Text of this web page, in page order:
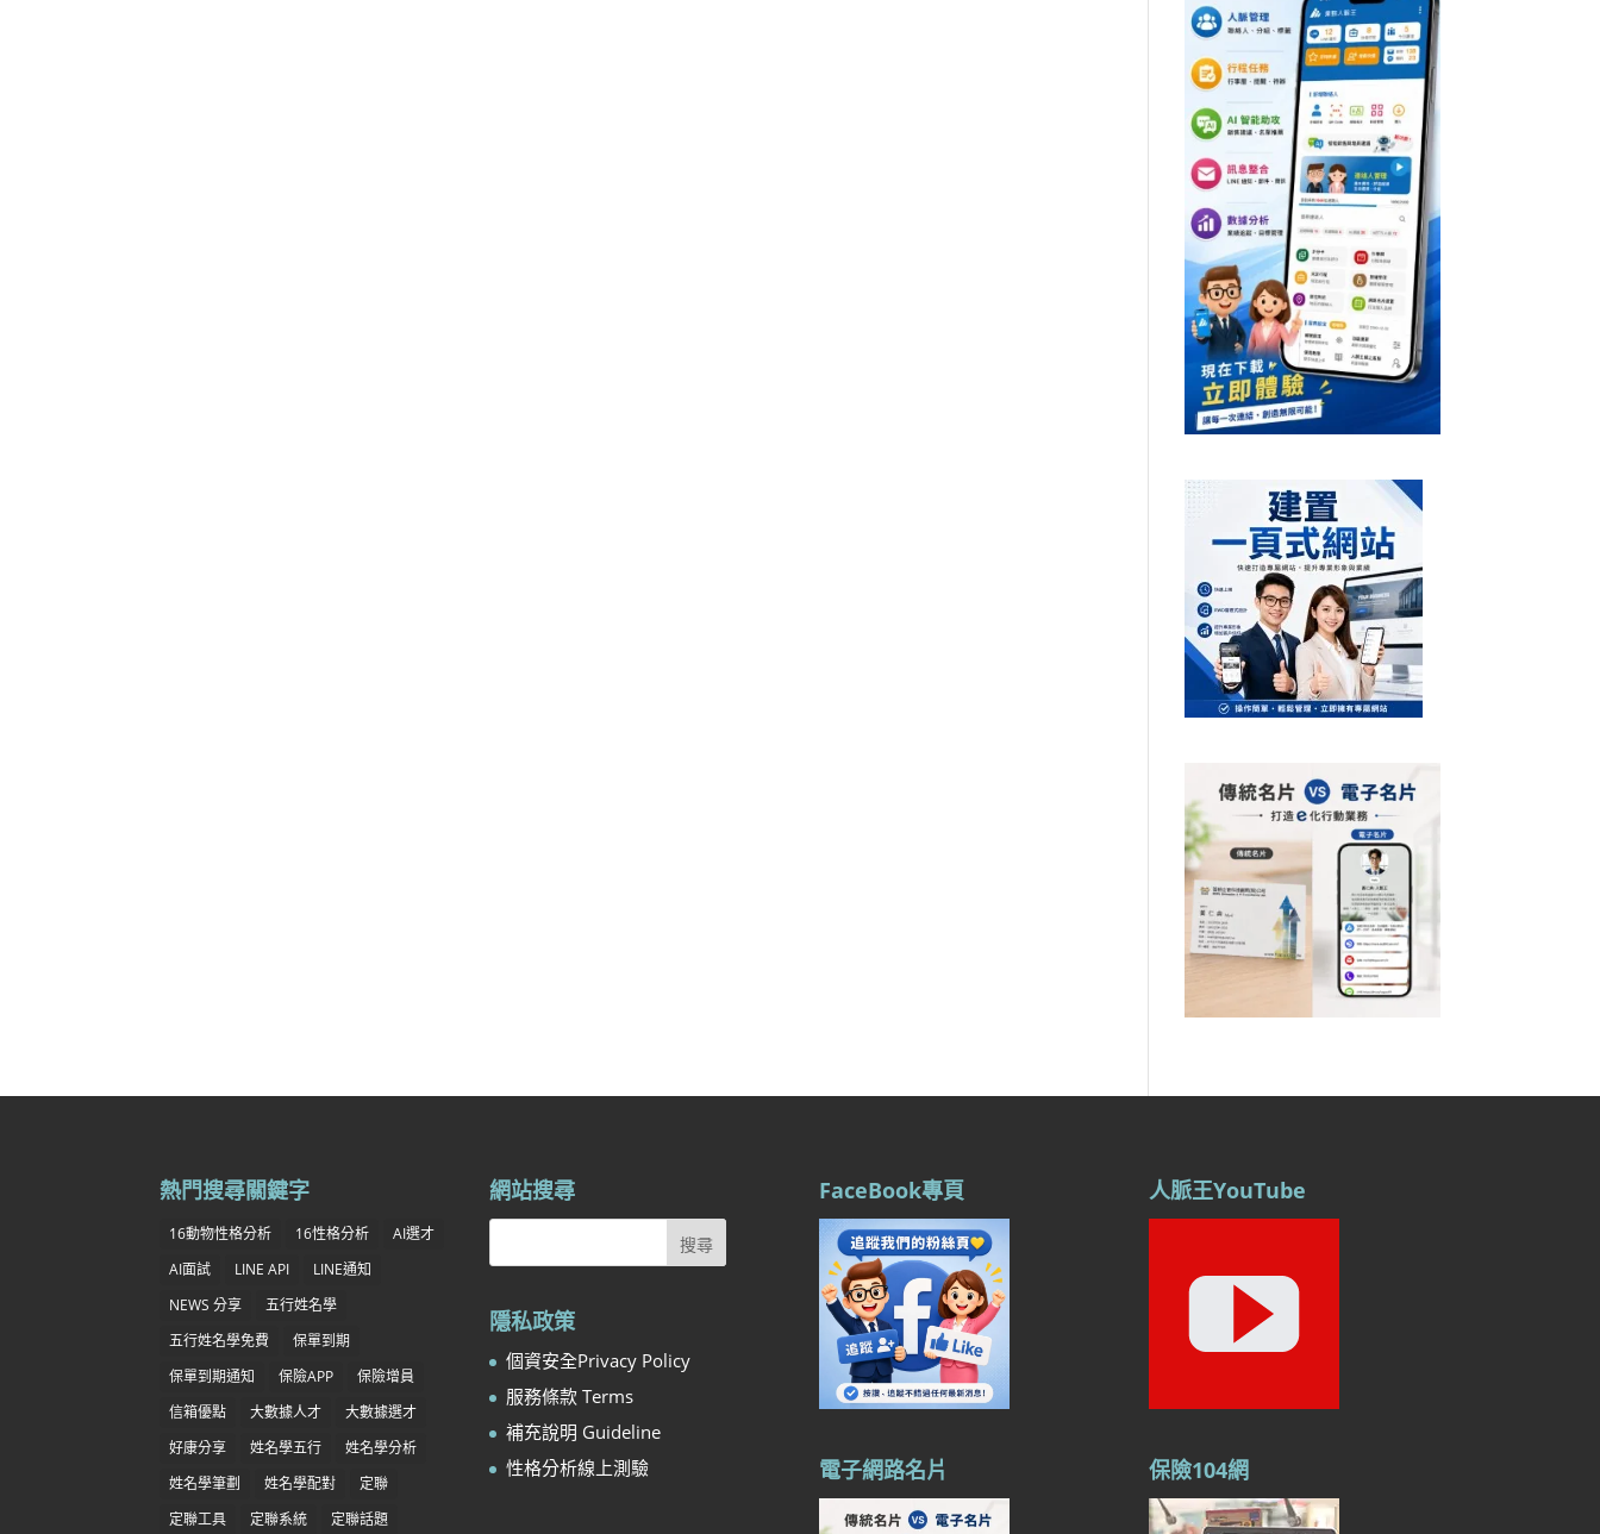
熱門搜尋關鍵字
16動物性格分析 16性格分析
AI選才
AI面試
LINE API
LINE通知
NEWS 分享
五行姓名學
五行姓名學免費
保單到期
保單到期通知
保險APP
保險增員
信箱優點
大數據人才
大數據選才
好康分享
姓名學五行
姓名學分析
姓名學筆劃
姓名學配對
定聯
定聯工具
定聯系統 定聯話題
網站搜尋
隱私政策
個資安全Privacy Policy
服務條款 Terms
補充說明 Guideline
性格分析線上測驗
FaceBook專頁
電子網路名片
人脈王YouTube
保險104網